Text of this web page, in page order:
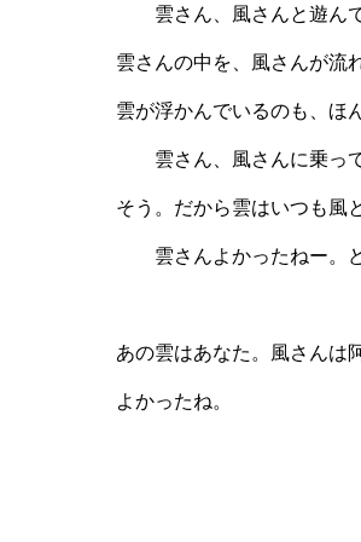
雲さん、風さんと遊んで
雲さんの中を、風さんが流
雲が浮かんでいるのも、ほ
雲さん、風さんに乗って
そう。だから雲はいつも風
雲さんよかったねー。ど
あの雲はあなた。風さんは
よかったね。